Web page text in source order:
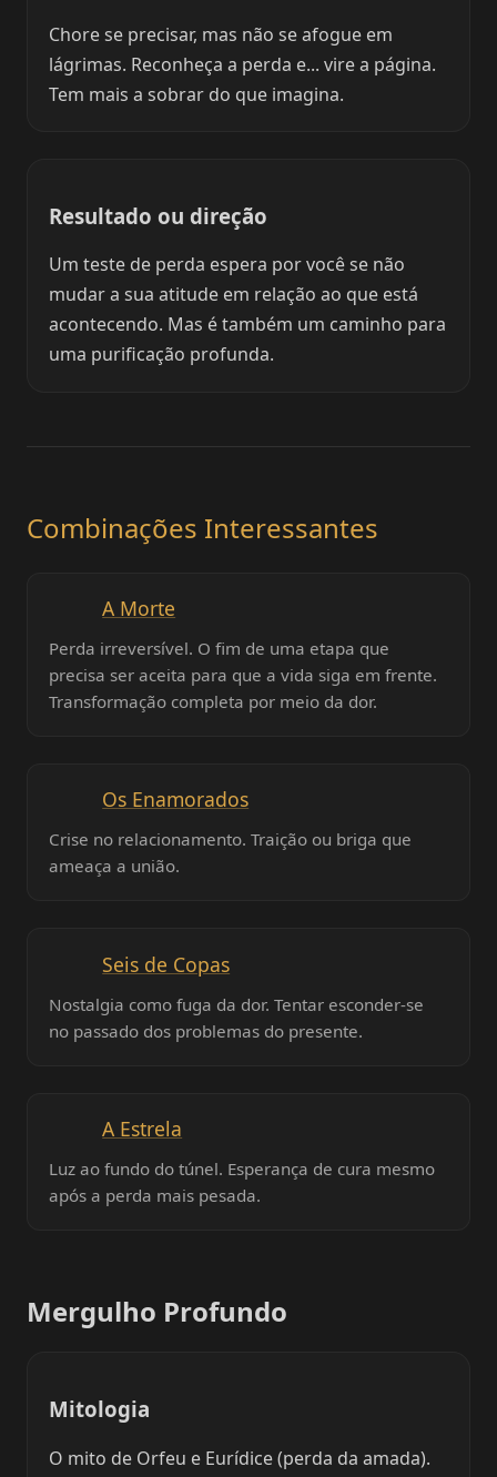
Chore se precisar, mas não se afogue em
lágrimas. Reconheça a perda e... vire a página.
Tem mais a sobrar do que imagina.
Resultado ou direção
Um teste de perda espera por você se não
mudar a sua atitude em relação ao que está
acontecendo. Mas é também um caminho para
uma purificação profunda.
Combinações Interessantes
A Morte
Perda irreversível. O fim de uma etapa que
precisa ser aceita para que a vida siga em frente.
Transformação completa por meio da dor.
Os Enamorados
Crise no relacionamento. Traição ou briga que
ameaça a união.
Seis de Copas
Nostalgia como fuga da dor. Tentar esconder-se
no passado dos problemas do presente.
A Estrela
Luz ao fundo do túnel. Esperança de cura mesmo
após a perda mais pesada.
Mergulho Profundo
Mitologia
O mito de Orfeu e Eurídice (perda da amada).